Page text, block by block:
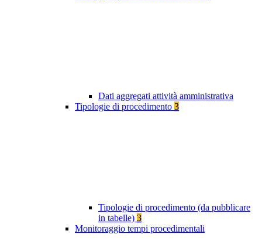
Dati aggregati attività amministrativa
Tipologie di procedimento 3
Tipologie di procedimento (da pubblicare
in tabelle) 3
Monitoraggio tempi procedimentali